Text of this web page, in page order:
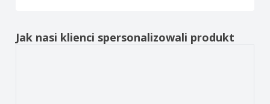
Jak nasi klienci spersonalizowali produkt